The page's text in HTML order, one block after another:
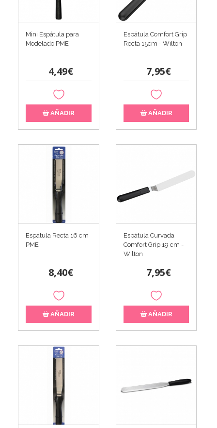
Mini Espátula para
Modelado PME
4,49€
AÑADIR
Espátula Comfort Grip
Recta 15cm - Wilton
7,95€
AÑADIR
Espátula Recta 16 cm
PME
8,40€
AÑADIR
Espátula Curvada
Comfort Grip 19 cm -
Wilton
7,95€
AÑADIR